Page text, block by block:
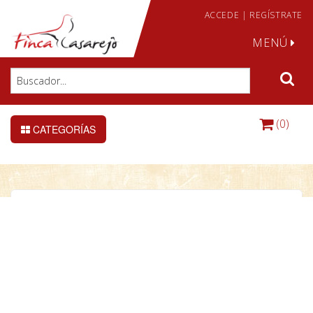
ACCEDE | REGÍSTRATE
MENÚ
CATEGORÍAS (0)